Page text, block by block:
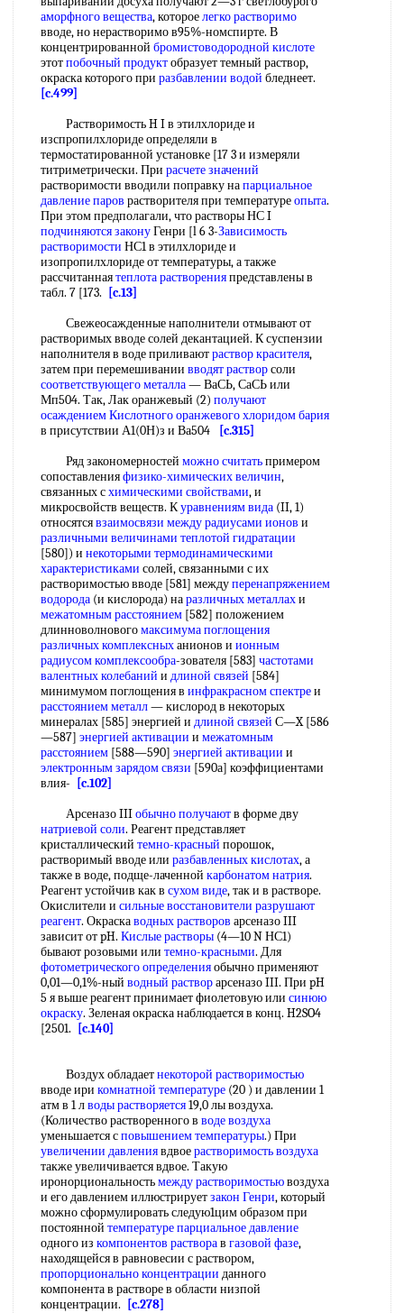
аморфного вещества, котороелегко растворимо
вводе, но нерастворимо в95%-номспирте. В
концентрированной бромистоводородной кислоте
этотпобочный продуктобразует темный раствор,
окраска которого при разбавлении водой бледнеет.
[c.499]
Растворимость H I в этилхлориде и
изспропилхлориде определяли в
термостатированной установке [17 3 и измеряли
титриметрически. При расчете значений
растворимости вводили поправку напарциальное
давление паров растворителя при температуреопыта.
При этом предполагали, что растворы НС I
подчиняются законуГенри [l 6 3-Зависимость
растворимости НС1 в этилхлориде и
изопропилхлориде от температуры, а также
рассчитаннаятеплота растворенияпредставлены в
табл. 7 [173.
[c.13]
Свежеосажденные наполнители отмывают от
растворимых вводе солей декантацией. К суспензии
наполнителя в воде приливаютраствор красителя,
затем при перемешивании вводят растворсоли
соответствующего металла— ВаСЬ, СаСЬ или
Мп504. Так, Лак оранжевый (2) получают
осаждениемКислотного оранжевогохлоридом бария
в присутствии А1(0Н)з и Ва504
[c.315]
Ряд закономерностей можно считатьпримером
сопоставленияфизико-химических величин,
связанных схимическими свойствами, и
микросвойств веществ. Куравнениям вида (II, 1)
относятсявзаимосвязи междурадиусами ионов и
различными величинами теплотой гидратации
[580]) и некоторыми термодинамическими
характеристиками солей, связанными с их
растворимостью вводе [581] междуперенапряжением
водорода (и кислорода) наразличных металлахи
межатомным расстоянием [582] положением
длинноволновогомаксимума поглощения
различных комплексныханионов и ионным
радиусомкомплексообра-зователя [583] частотами
валентных колебаний и длиной связей [584]
минимумом поглощения в инфракрасном спектреи
расстоянием металл— кислород в некоторых
минералах [585] энергией и длиной связей С—X [586
—587] энергией активации и межатомным
расстоянием [588—590] энергией активации и
электронным зарядом связи [590а] коэффициентами
влия-
[c.102]
Арсеназо IIIобычно получаютв форме дву
натриевой соли. Реагент представляет
кристаллический темно-красный порошок,
растворимый вводе или разбавленных кислотах, а
также в воде, подще-лаченной карбонатом натрия.
Реагент устойчив как в сухом виде, так и в растворе.
Окислители и сильные восстановители разрушают
реагент. Окраскаводных растворов арсеназо III
зависит от pH. Кислые растворы (4—10 N НС1)
бывают розовыми или темно-красными. Для
фотометрического определенияобычно применяют
0,01—0,1%-ный водный растворарсеназо III. При pH
5 я выше реагент принимает фиолетовую или синюю
окраску. Зеленая окраска наблюдается в конц. H2SO4
[2501.
[c.140]
Воздух обладаетнекоторой растворимостью
вводе ири комнатной температуре (20 ) и давлении 1
атм в 1 лводы растворяется19,0 лы воздуха.
(Количество растворенного в воде воздуха
уменьшается сповышением температуры.) При
увеличении давлениявдвоерастворимость воздуха
также увеличивается вдвое. Такую
иронорциональностьмежду растворимостьювоздуха
и его давлением иллюстрируетзакон Генри, который
можно сформулировать следую1цим образом при
постоянной температуре парциальное давление
одного из компонентов растворав газовой фазе,
находящейся в равновесии с раствором,
пропорционально концентрации данного
компонента в растворе в области низпой
концентрации.
[c.278]